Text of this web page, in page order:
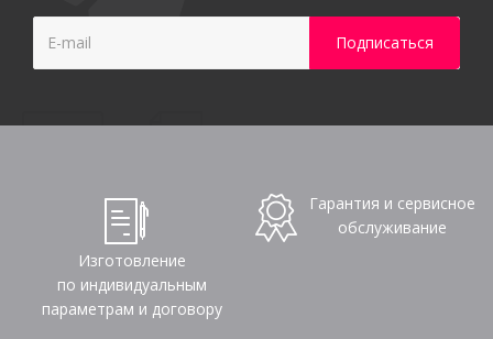
Изготовление
по индивидуальным
параметрам и договору
Гарантия и сервисное
обслуживание